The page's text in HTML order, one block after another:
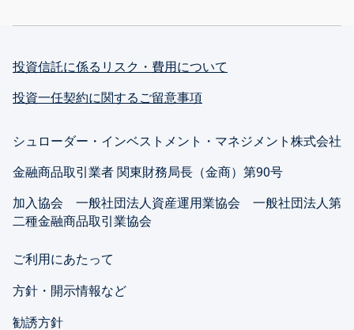
投資信託に係るリスク・費用について
投資一任契約に関するご留意事項
シュローダー・インベストメント・マネジメント株式会社
金融商品取引業者 関東財務局長（金商）第90号
加入協会 一般社団法人資産運用業協会 一般社団法人第
二種金融商品取引業協会
ご利用にあたって
方針・開示情報など
勧誘方針